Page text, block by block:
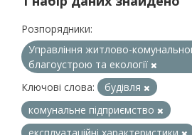
Розпорядники:
Управління житлово-
благоустрою та екології
Ключові слова:
будівля
комунальне підприємство